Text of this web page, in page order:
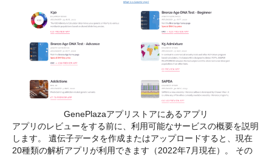
GenePlazaアプリストアにあるアプリ
アプリのレビューをする前に、利用可能なサービスの概要を説明
します。 遺伝子データを作成またはアップロードすると、現在
20種類の解析アプリが利用できます（2022年7月現在）。 その